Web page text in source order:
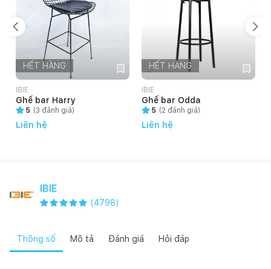
HẾT HÀNG
IBIE
Ghế bar Harry
5 (3 đánh giá)
Liên hệ
HẾT HÀNG
IBIE
Ghế bar Odda
5 (2 đánh giá)
Liên hệ
IBIE
(4798)
Thông số Mô tả Đánh giá Hỏi đáp